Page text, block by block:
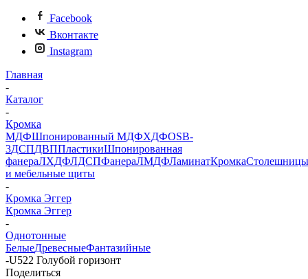
Facebook
Вконтакте
Instagram
Главная
-
Каталог
-
Кромка
МДФШпонированный МДФХДФOSB-
3ДСПДВППластикиШпонированная
фанераЛХДФЛДСПФанераЛМДФЛаминатКромкаСтолешницы
и мебельные щиты
-
Кромка Эггер
Кромка Эггер
-
Однотонные
БелыеДревесныеФантазийные
-U522 Голубой горизонт
Поделиться